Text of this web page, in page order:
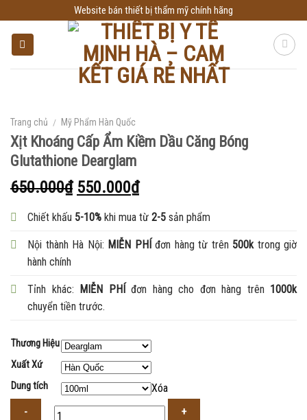
to
content
Website bán thiết bị thẩm mỹ chính hãng
Trang chủ / Mỹ Phẩm Hàn Quốc
Xịt Khoáng Cấp Ẩm Kiềm Dầu Căng Bóng
Glutathione Dearglam
650.000₫ 550.000₫
Chiết khấu 5-10% khi mua từ 2-5 sản phẩm
Nội thành Hà Nội: MIỄN PHÍđơn hàng từ trên 500k trong giờ
hành chính
Tỉnh khác: MIỄN PHÍđơn hàng cho đơn hàng trên 1000k
chuyển tiền trước.
Thương Hiệu
Xuất Xứ
Dung tích
Xóa